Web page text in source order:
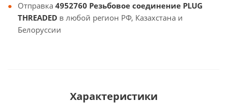
Отправка 4952760 Резьбовое соединение PLUG
THREADED в любой регион РФ, Казахстана и
Белоруссии
Характеристики